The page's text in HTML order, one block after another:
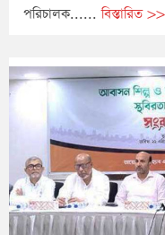
পরিচালক......বিস্তারিত >>